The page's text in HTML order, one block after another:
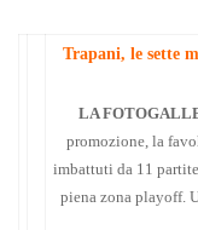
Trapani, le sette
LA
promozione, la
imbattuti da 11
piena zona playoff.